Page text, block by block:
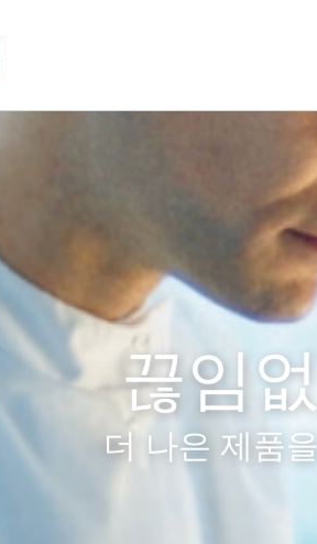
끊임
더 나은 제품